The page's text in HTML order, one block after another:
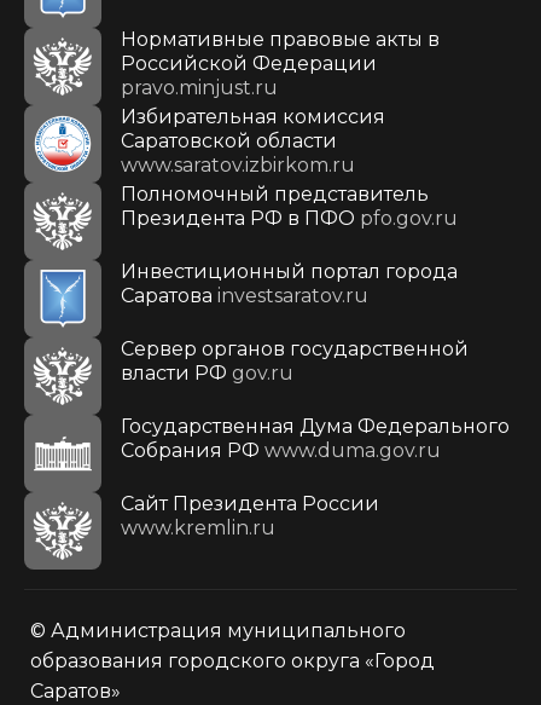
Нормативные правовые акты в
Российской Федерации
pravo.minjust.ru
Избирательная комиссия
Саратовской области
www.saratov.izbirkom.ru
Полномочный представитель
Президента РФ в ПФО pfo.gov.ru
Инвестиционный портал города
Саратова investsaratov.ru
Сервер органов государственной
власти РФ gov.ru
Государственная Дума Федерального
Собрания РФ www.duma.gov.ru
Cайт Президента России
www.kremlin.ru
© Администрация муниципального
образования городского округа «Город
Саратов»